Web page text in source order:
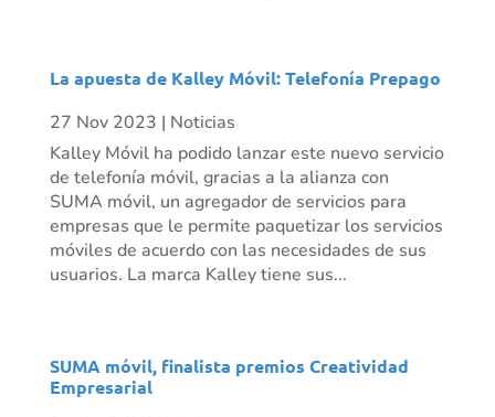
La apuesta de Kalley Móvil: Telefonía Prepago
27 Nov 2023 | Noticias
Kalley Móvil ha podido lanzar este nuevo servicio
de telefonía móvil, gracias a la alianza con
SUMA móvil, un agregador de servicios para
empresas que le permite paquetizar los servicios
móviles de acuerdo con las necesidades de sus
usuarios. La marca Kalley tiene sus...
SUMA móvil, finalista premios Creatividad
Empresarial